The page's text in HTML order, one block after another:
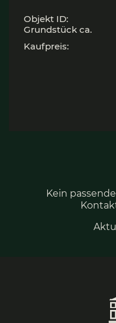
Objekt ID:
Grund­stück ca.
Kaufpreis:
Kein